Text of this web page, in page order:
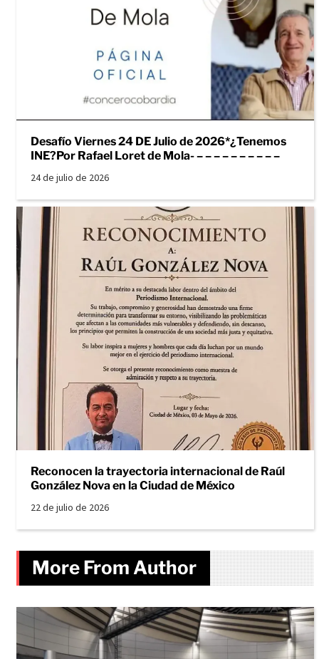
Desafío Viernes 24 DE Julio de 2026*¿Tenemos
INE?Por Rafael Loret de Mola- – – – – – – – – – –
24 de julio de 2026
Reconocen la trayectoria internacional de Raúl
González Nova en la Ciudad de México
22 de julio de 2026
More From Author